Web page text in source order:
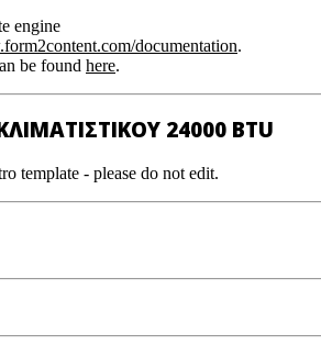
engine
documentation.
be found here.
24000 BTU
template - please do not edit.